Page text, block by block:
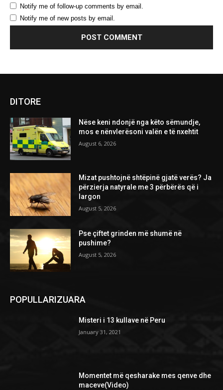
Notify me of follow-up comments by email.
Notify me of new posts by email.
DITORE
Nëse keni ndonjë nga këto sëmundje,
mos e nënvlerësoni valën e të nxehtit
August 6, 2026
Mizat pushtojnë shtëpinë gjatë verës? Ja
përzierja natyrale me 3 përbërës që i
largon
August 5, 2026
Pse çiftet grinden më shumë në
pushime?
August 5, 2026
POPULLARIZUARA
Misteri i 13 kullave në Peru
January 31, 2021
Momentet më qesharake mes qenve dhe
maceve(Video)